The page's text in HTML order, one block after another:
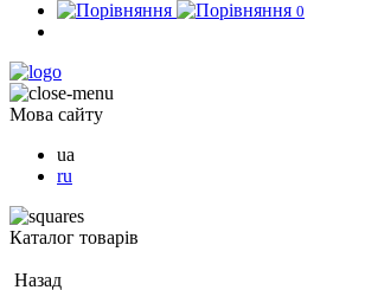
0
Мова сайту
ua
ru
Каталог товарів
Назад